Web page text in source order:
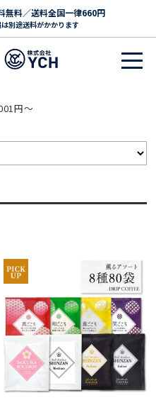
無料／送料全国一律660円
別途送料がかかります
円～